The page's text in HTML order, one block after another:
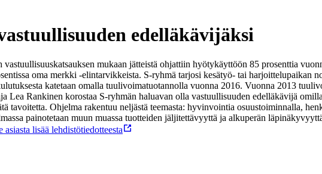
edelläkävijäksi
mukaan jätteistä ohjattiin hyötykäyttöön 85 prosenttia
oma merkki -elintarvikkeista. S-ryhmä tarjosi kesätyö- tai harjoittelupaikan
katetaan omalla tuulivoimatuotannolla vuonna 2016. Vuonna 2013
Lea Rankinen korostaa S-ryhmän haluavan olla vastuullisuuden edelläkävijä
tavoitetta. Ohjelma rakentuu neljästä teemasta: hyvinvointia osuustoiminnalla,
painotetaan muun muassa tuotteiden jäljitettävyyttä ja alkuperän
asiasta lisää lehdistötiedotteesta